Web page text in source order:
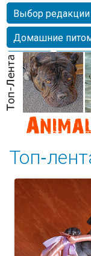
Выбор редакции
Домашние
Собаки
Морда
Насекомое
Топ-